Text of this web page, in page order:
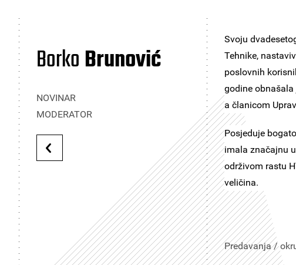
BorkoBrunović
NOVINAR
MODERATOR
Svoju
Tehnike,
poslovnih
godine obnašala
a članicom
Posjeduje
imala značajnu
održivom rastu
veličina.
Predavanja /